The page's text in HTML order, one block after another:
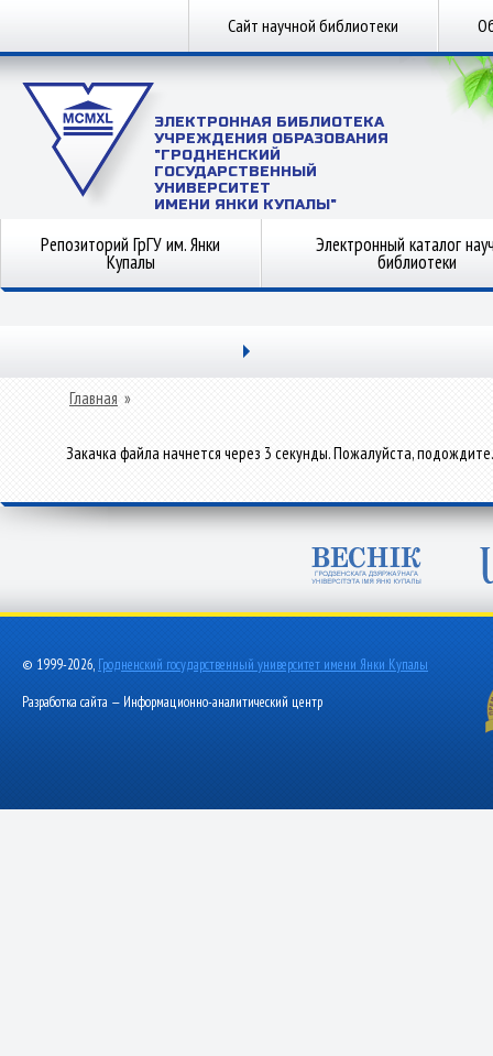
Сайт научной библиотеки
ЭЛЕКТРОННАЯ БИБЛИОТЕКА
УЧРЕЖДЕНИЯ ОБРАЗОВАНИЯ
"ГРОДНЕНСКИЙ
ГОСУДАРСТВЕННЫЙ
УНИВЕРСИТЕТ
ИМЕНИ ЯНКИ КУПАЛЫ"
Репозиторий ГрГУ им. Янки
Купалы
Электронный каталог
библиотеки
Главная »
Закачка файла начнется через 3 секунды. Пожалуйста, подождите.
© 1999-2026, Гродненский государственный университет имени Янки Купалы
Разработка сайта — Информационно-аналитический центр